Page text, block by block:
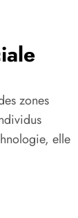
zones
elle